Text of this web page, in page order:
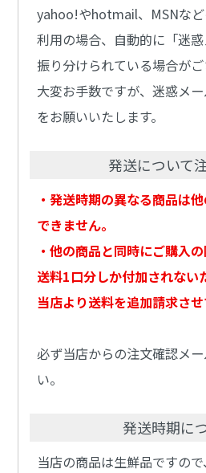
yahoo!やhotmail、MSNな
利用の場合、自動的に「迷
振り分けられている場合がご
大変お手数ですが、迷惑メ
をお願いいたします。
発送について
・発送時期の異なる商品は
できません。
・他の商品と同時にご購入
送料1口分しか付加されない
当店より送料を追加請求させ
必ず当店からの注文確認メ
い。
発送時期に
当店の商品は生鮮品ですの